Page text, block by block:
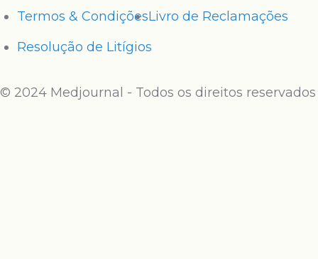
Termos & CondiçõesLivro de Reclamações
Resolução de Litígios
© 2024 Medjournal - Todos os direitos reservados